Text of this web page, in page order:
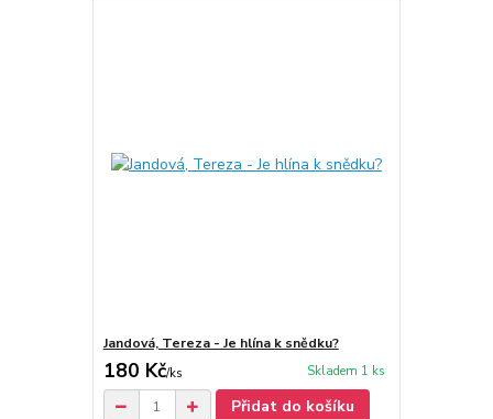
Jandová, Tereza - Je hlína k snědku?
180 Kč/ks Skladem 1 ks
Přidat do košíku